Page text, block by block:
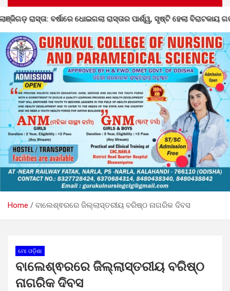
ପାର୍ଶ୍ୱ, ସୃଷ୍ଟି ହେଲା ବିରାଟକାୟ ଗର୍ତ୍ତ, ତୁରନ୍ତ ମରାମତି ଦାବି
Home ବାଲେଶ୍ଵରରେ ଜିଲ୍ଲାସ୍ତରୀୟ ବରିଷ୍ଠ ନାଗରିକ ଦିବସ
ମୋ ଓଡ଼ିଶା
ବାଲେଶ୍ଵରରେ ଜିଲ୍ଲାସ୍ତରୀୟ ବରିଷ୍ଠ
ନାଗରିକ ଦିବସ